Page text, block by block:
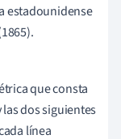
estadounidense
que consta
dos siguientes
línea